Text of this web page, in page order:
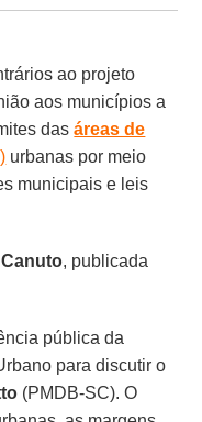
ao projeto
aos municípios a
dasáreas de
urbanas por meio
municipais e leis
, publicada
pública da
para discutir o
(PMDB-SC). O